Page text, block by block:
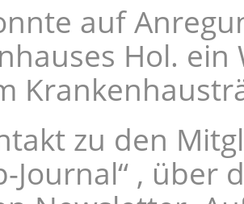
auf
Hol.
zu den
Journal“ , über